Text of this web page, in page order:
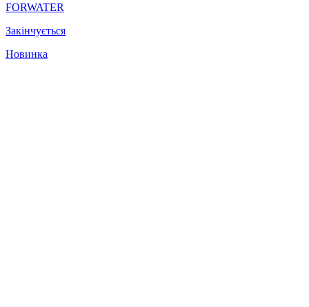
FORWATER
Закінчується
Новинка